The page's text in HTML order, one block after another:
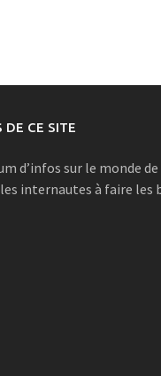
DE CE SITE
d’infos sur le monde
internautes à faire les